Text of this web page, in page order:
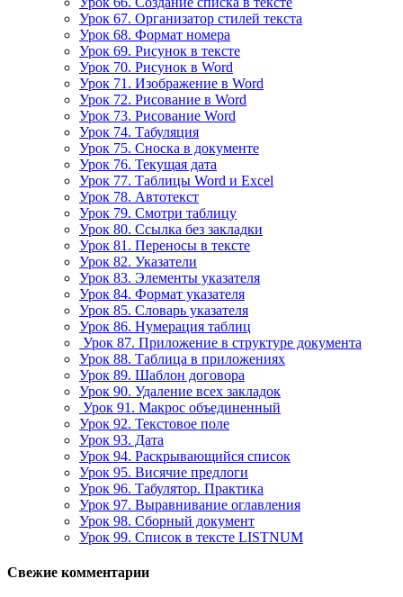
Урок 67. Организатор стилей текста
Урок 68. Формат номера
Урок 69. Рисунок в тексте
Урок 70. Рисунок в Word
Урок 71. Изображение в Word
Урок 72. Рисование в Word
Урок 73. Рисование Word
Урок 74. Табуляция
Урок 75. Сноска в документе
Урок 76. Текущая дата
Урок 77. Таблицы Word и Excel
Урок 78. Автотекст
Урок 79. Смотри таблицу
Урок 80. Ссылка без закладки
Урок 81. Переносы в тексте
Урок 82. Указатели
Урок 83. Элементы указателя
Урок 84. Формат указателя
Урок 85. Словарь указателя
Урок 86. Нумерация таблиц
Урок 87. Приложение в структуре документа
Урок 88. Таблица в приложениях
Урок 89. Шаблон договора
Урок 90. Удаление всех закладок
Урок 91. Макрос объединенный
Урок 92. Текстовое поле
Урок 93. Дата
Урок 94. Раскрывающийся список
Урок 95. Висячие предлоги
Урок 96. Табулятор. Практика
Урок 97. Выравнивание оглавления
Урок 98. Сборный документ
Урок 99. Список в тексте LISTNUM
Свежие комментарии